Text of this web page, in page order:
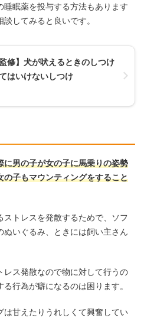
睡眠薬を投与する方法もあります
してみると良いです。
監修】犬が吠えるときのしつけ
はいけないしつけ
男の子が女の子に馬乗りの姿勢
子もマウンティングをすること
トレスを発散するためで、ソフ
ぬいぐるみ、ときには飼い主さん
ス発散なので物に対して行うの
行為が癖になるのは困ります。
甘えたりうれしくて興奮してい